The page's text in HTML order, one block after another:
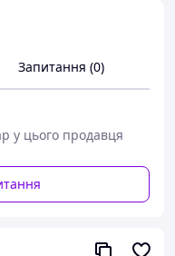
Запитання (0)
у цього продавця